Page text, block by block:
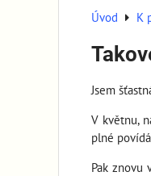
Úvod K
Jsem
V květnu,
plné
Pak znovu